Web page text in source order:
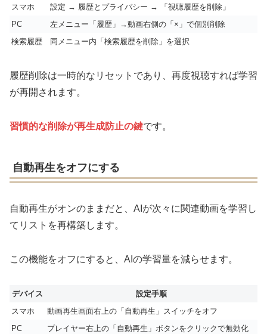
スマホ
設定 → 履歴とプライバシー → 「視聴履歴を削除」
PC
左メニュー「履歴」→動画右側の「×」で個別削除
検索履歴
同メニュー内「検索履歴を削除」を選択
履歴削除は一時的なリセットであり、再度視聴すれば学習
が再開されます。
習慣的な削除が再生成防止の鍵です。
自動再生をオフにする
自動再生がオンのままだと、AIが次々に関連動画を学習し
てリストを再構築します。
この機能をオフにすると、AIの学習量を減らせます。
デバイス
設定手順
スマホ
動画再生画面右上の「自動再生」スイッチをオフ
PC
プレイヤー右上の「自動再生」ボタンをクリックで無効化